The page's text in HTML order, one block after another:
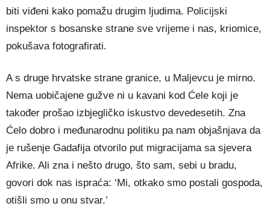
biti viđeni kako pomažu drugim ljudima. Policijski
inspektor s bosanske strane sve vrijeme i nas, kriomice,
pokušava fotografirati.
A s druge hrvatske strane granice, u Maljevcu je mirno.
Nema uobičajene gužve ni u kavani kod Ćele koji je
također prošao izbjegličko iskustvo devedesetih. Zna
Ćelo dobro i međunarodnu politiku pa nam objašnjava da
je rušenje Gadafija otvorilo put migracijama sa sjevera
Afrike. Ali zna i nešto drugo, što sam, sebi u bradu,
govori dok nas ispraća: ‘Mi, otkako smo postali gospoda,
otišli smo u onu stvar.’